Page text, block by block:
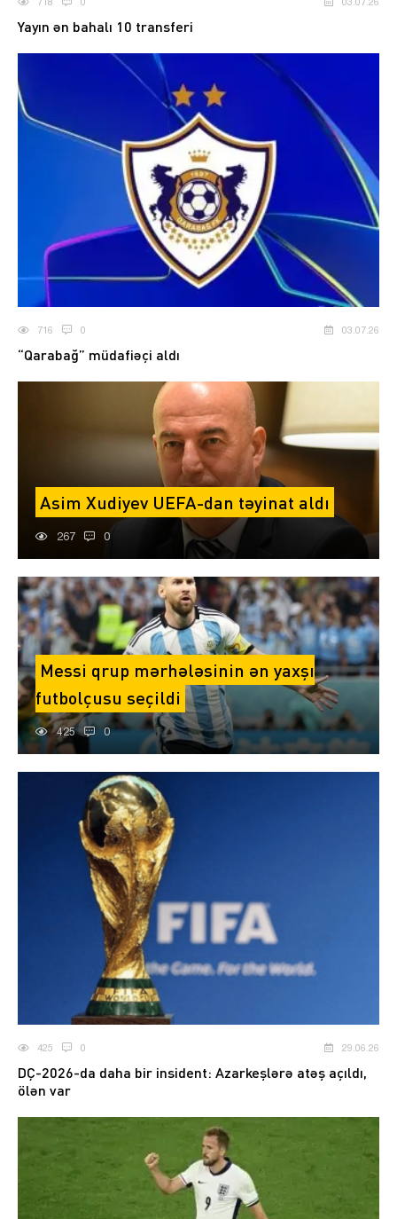
718 0 03.07.26
Yayın ən bahalı 10 transferi
716 0 03.07.26
“Qarabağ” müdafiəçi aldı
Asim Xudiyev UEFA-dan təyinat aldı
267 0
Messi qrup mərhələsinin ən yaxşı
futbolçusu seçildi
425 0
425 0 29.06.26
DÇ-2026-da daha bir insident: Azarkeşlərə atəş açıldı,
ölən var